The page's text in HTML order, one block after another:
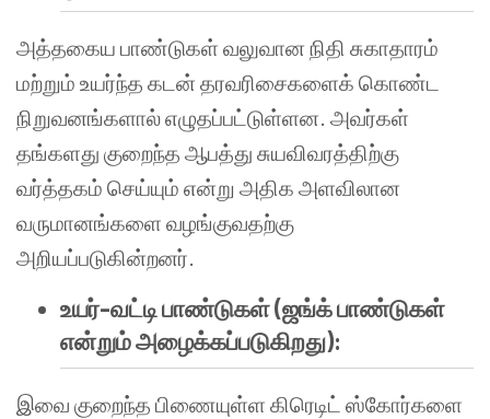
அத்தகைய பாண்டுகள் வலுவான நிதி சுகாதாரம்
மற்றும் உயர்ந்த கடன் தரவரிசைகளைக் கொண்ட
நிறுவனங்களால் எழுதப்பட்டுள்ளன. அவர்கள்
தங்களது குறைந்த ஆபத்து சுயவிவரத்திற்கு
வர்த்தகம் செய்யும் என்று அதிக அளவிலான
வருமானங்களை வழங்குவதற்கு
அறியப்படுகின்றனர்.
உயர்-வட்டி பாண்டுகள் (ஜங்க் பாண்டுகள்
என்றும் அழைக்கப்படுகிறது):
இவை குறைந்த பிணையுள்ள கிரெடிட் ஸ்கோர்களை